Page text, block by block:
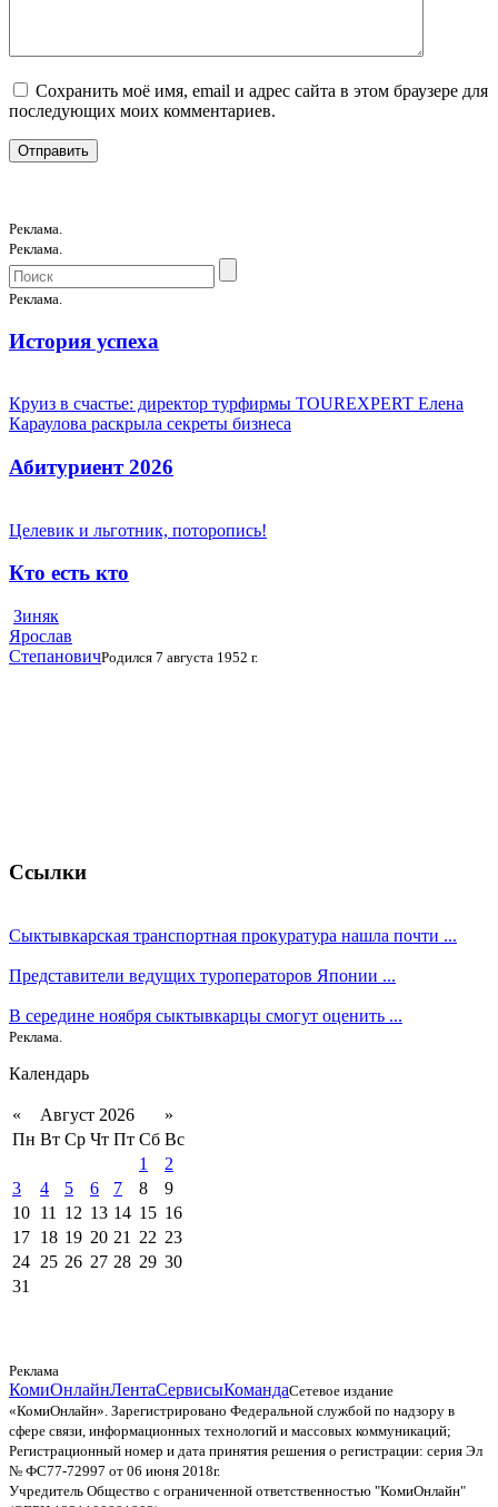
Сохранить моё имя, email и адрес сайта в этом браузере для
последующих моих комментариев.
Реклама.
Реклама.
Реклама.
История успеха
Круиз в счастье: директор турфирмы TOUREXPERT Елена
Караулова раскрыла секреты бизнеса
Абитуриент 2026
Целевик и льготник, поторопись!
Кто есть кто
Зиняк
Ярослав
СтепановичРодился 7 августа 1952 г.
Ссылки
Сыктывкарская транспортная прокуратура нашла почти ...
Представители ведущих туроператоров Японии ...
В середине ноября сыктывкарцы смогут оценить ...
Реклама.
Календарь
« Август 2026
»
Пн Вт Ср Чт Пт Сб Вс
1
2
3
4 5 6 7 8
9
10 11 12 13 14 15 16
17 18 19 20 21 22 23
24 25 26 27 28 29 30
31
Реклама
КомиОнлайнЛентаСервисыКомандаСетевое издание
«КомиОнлайн». Зарегистрировано Федеральной службой по надзору в
сфере связи, информационных технологий и массовых коммуникаций;
Регистрационный номер и дата принятия решения о регистрации: серия Эл
№ ФС77-72997 от 06 июня 2018г.
Учредитель Общество с ограниченной ответственностью "КомиОнлайн"